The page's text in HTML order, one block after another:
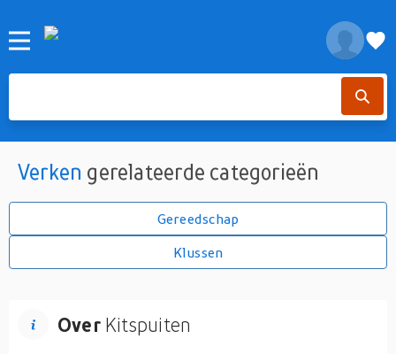
Verken gerelateerde categorieën
Gereedschap
Klussen
OverKitspuiten